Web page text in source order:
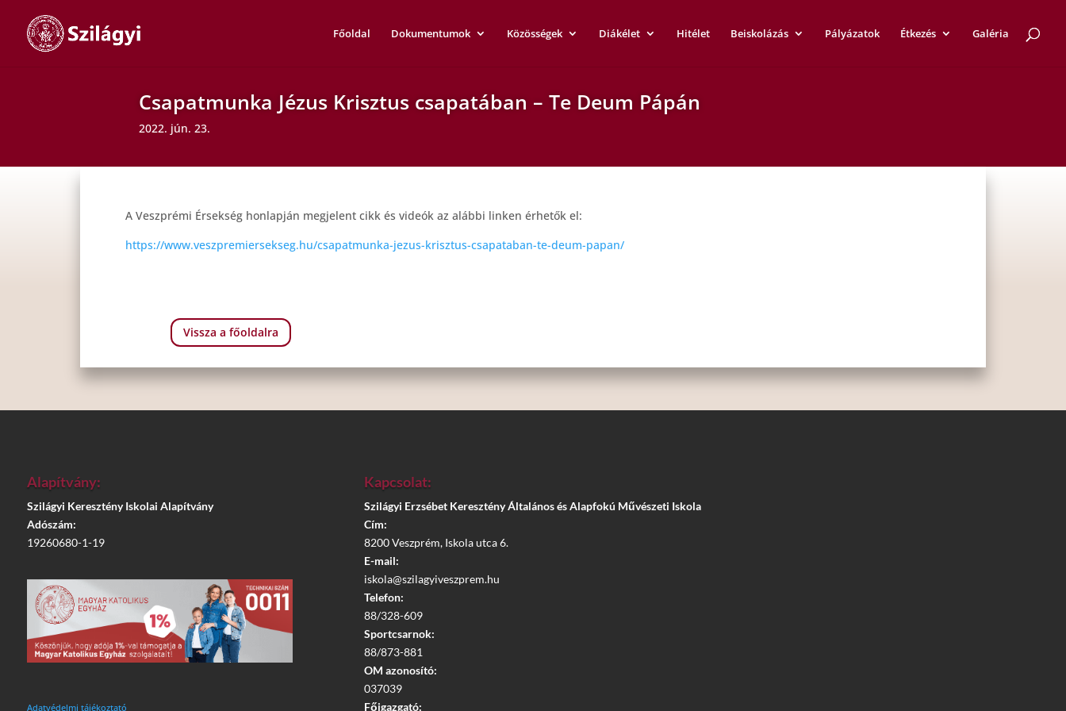
Főoldal Dokumentumok Közösségek Diákélet Hitélet Beiskolázás Pályázatok Étkezés Galéria
Csapatmunka Jézus Krisztus csapatában – Te Deum Pápán
2022. jún. 23.
A Veszprémi Érsekség honlapján megjelent cikk és videók az alábbi linken érhetők el:
https://www.veszpremiersekseg.hu/csapatmunka-jezus-krisztus-csapataban-te-deum-papan/
Vissza a főoldalra
Alapítvány:
Szilágyi Keresztény Iskolai Alapítvány
Adószám:
19260680-1-19
Adatvédelmi tájékoztató
Kapcsolat:
Szilágyi Erzsébet Keresztény Általános és Alapfokú Művészeti Iskola
Cím:
8200 Veszprém, Iskola utca 6.
E-mail:
iskola@szilagyiveszprem.hu
Telefon:
88/328-609
Sportcsarnok:
88/873-881
OM azonosító:
037039
Főigazgató: